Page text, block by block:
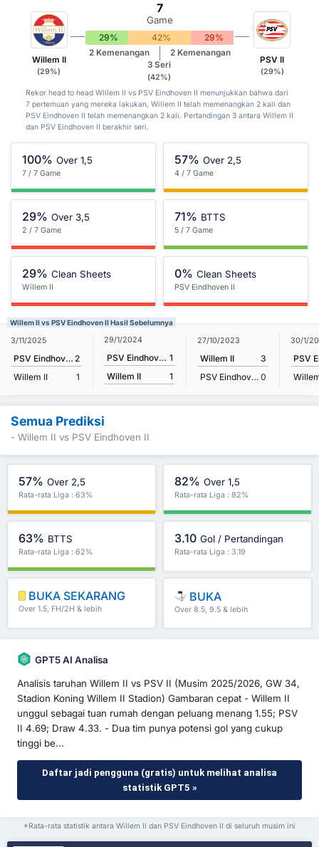
Willem II
(29%)
7
Game
29% 42% 29%
2 Kemenangan
3 Seri
(42%)
2 Kemenangan
PSV II
(29%)
Rekor head to head Willem II vs PSV Eindhoven II menunjukkan bahwa dari
7 pertemuan yang mereka lakukan, Willem II telah memenangkan 2 kali dan
PSV Eindhoven II telah memenangkan 2 kali. Pertandingan 3 antara Willem II
dan PSV Eindhoven II berakhir seri.
100% Over 1,5
7 / 7 Game
57% Over 2,5
4 / 7 Game
29% Over 3,5
2 / 7 Game
71% BTTS
5 / 7 Game
29% Clean Sheets
Willem II
0% Clean Sheets
PSV Eindhoven II
Willem II vs PSV Eindhoven II Hasil Sebelumnya
3/11/2025
PSV Eindhoven II 2
Willem II
1
29/1/2024
PSV Eindhoven II 1
Willem II
1
27/10/2023
Willem II
3
PSV Eindhoven II 0
30/1/
Semua Prediksi
- Willem II vs PSV Eindhoven II
57% Over 2,5
Rata-rata Liga : 63%
82% Over 1,5
Rata-rata Liga : 82%
63% BTTS
Rata-rata Liga : 62%
3.10 Gol / Pertandingan
Rata-rata Liga : 3.19
BUKA SEKARANG
Over 1.5, FH/2H & lebih
BUKA
Over 8.5, 9.5 & lebih
GPT5 AI Analisa
Analisis taruhan Willem II vs PSV II (Musim 2025/2026, GW 34,
Stadion Koning Willem II Stadion) Gambaran cepat - Willem II
unggul sebagai tuan rumah dengan peluang menang 1.55; PSV
II 4.69; Draw 4.33. - Dua tim punya potensi gol yang cukup
tinggi be...
Daftar jadi pengguna (gratis) untuk melihat analisa
statistik GPT5 »
*Rata-rata statistik antara Willem II dan PSV Eindhoven II di seluruh musim ini